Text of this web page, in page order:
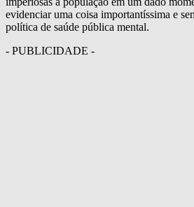
evidenciar uma coisa importantíssima e
política de saúde pública mental.
- PUBLICIDADE -